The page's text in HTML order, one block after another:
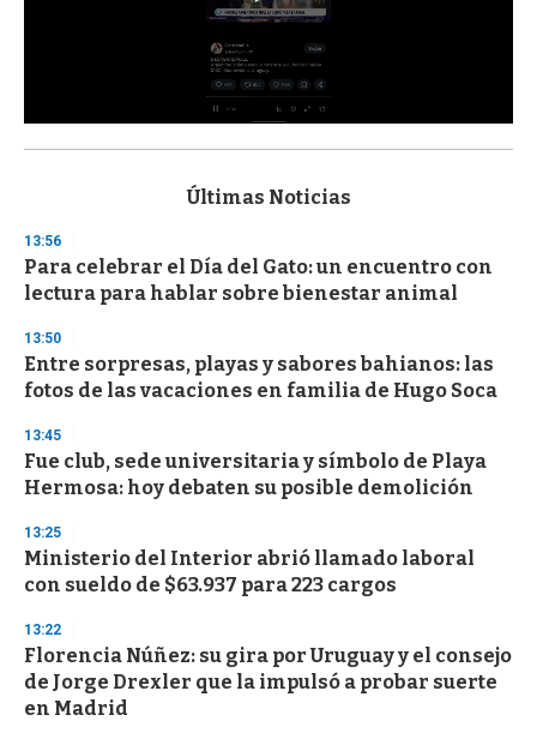
s
d
s
o
f
3
s
e
c
n
d
s
Últimas Noticias
13:56
Para celebrar el Día del Gato: un encuentro con
lectura para hablar sobre bienestar animal
13:50
Entre sorpresas, playas y sabores bahianos: las
fotos de las vacaciones en familia de Hugo Soca
13:45
Fue club, sede universitaria y símbolo de Playa
Hermosa: hoy debaten su posible demolición
13:25
Ministerio del Interior abrió llamado laboral
con sueldo de $63.937 para 223 cargos
13:22
Florencia Núñez: su gira por Uruguay y el consejo
de Jorge Drexler que la impulsó a probar suerte
en Madrid